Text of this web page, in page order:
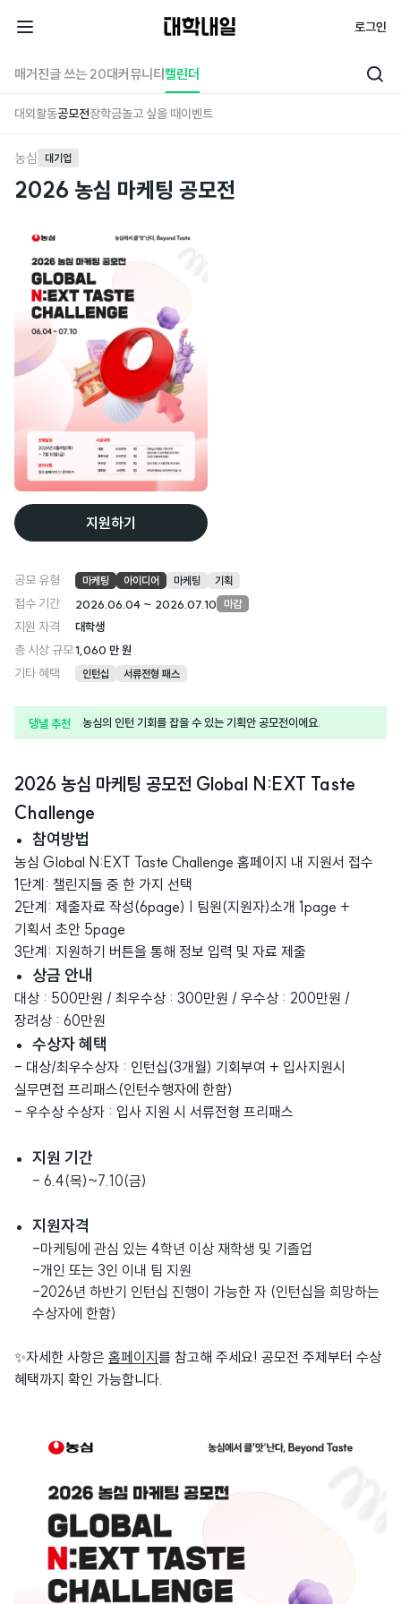
전
체
뉴
로그인
매거진글 쓰는 20대커뮤니티캘린더
검
대외활동공모전장학금놀고 싶을 때이벤트
농심 대기업
2026 농심 마케팅 공모전
지원하기
공모 유형 마케팅 아이디어 마케팅 기획
접수 기간 2026.06.04 ~ 2026.07.10 마감
지원 자격 대학생
총 시상 규모1,060 만 원
기타 혜택 인턴십 서류전형 패스
댕낼 추천 농심의 인턴 기회를 잡을 수 있는 기획안 공모전이에요.
2026 농심 마케팅 공모전 Global N:EXT Taste
Challenge
참여방법
농심 Global N:EXT Taste Challenge 홈페이지 내 지원서 접수
1단계: 챌린지들 중 한 가지 선택
2단계: 제출자료 작성(6page) | 팀원(지원자)소개 1page +
기획서 초안 5page
3단계: 지원하기 버튼을 통해 정보 입력 및 자료 제출
상금 안내
대상 : 500만원 / 최우수상 : 300만원 / 우수상 : 200만원 /
장려상 : 60만원
수상자 혜택
- 대상/최우수상자 : 인턴십(3개월) 기회부여 + 입사지원시
실무면접 프리패스(인턴수행자에 한함)
- 우수상 수상자 : 입사 지원 시 서류전형 프리패스
지원 기간
- 6.4(목)~7.10(금)
지원자격
-마케팅에 관심 있는 4학년 이상 재학생 및 기졸업
-개인 또는 3인 이내 팀 지원
-2026년 하반기 인턴십 진행이 가능한 자 (인턴십을 희망하는
수상자에 한함)
✨자세한 사항은 홈페이지 를 참고해 주세요! 공모전 주제부터 수상
혜택까지 확인 가능합니다.